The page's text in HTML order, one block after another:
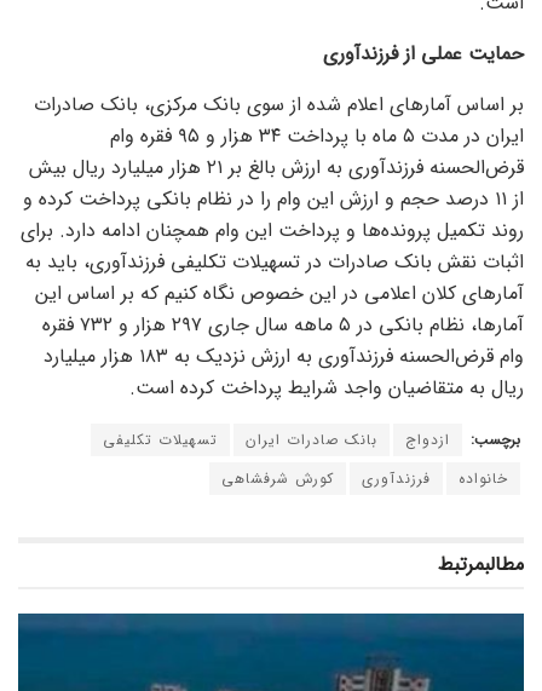
حمایت عملی از فرزندآوری
بر اساس آمار‌های اعلام شده از سوی بانک مرکزی، بانک صادرات
ایران در مدت ۵ ماه با پرداخت ۳۴ هزار و ۹۵ فقره وام
قرض‌الحسنه فرزندآوری به ارزش بالغ بر ۲۱ هزار میلیارد ریال بیش
از ۱۱ درصد حجم و ارزش این وام را در نظام بانکی پرداخت کرده و
روند تکمیل پرونده‌ها و پرداخت این وام همچنان ادامه دارد. برای
اثبات نقش بانک صادرات در تسهیلات تکلیفی فرزندآوری، باید به
آمار‌های کلان اعلامی در این خصوص نگاه کنیم که بر اساس این
آمارها، نظام بانکی در ۵ ماهه سال جاری ۲۹۷ هزار و ۷۳۲ فقره
وام قرض‌الحسنه فرزندآوری به ارزش نزدیک به ۱۸۳ هزار میلیارد
ریال به متقاضیان واجد شرایط پرداخت کرده است.
برچسب: ازدواج بانک صادرات ایران
تسهیلات تکلیفی
خانواده
فرزندآوری کورش شرفشاهی
مطالبمرتبط